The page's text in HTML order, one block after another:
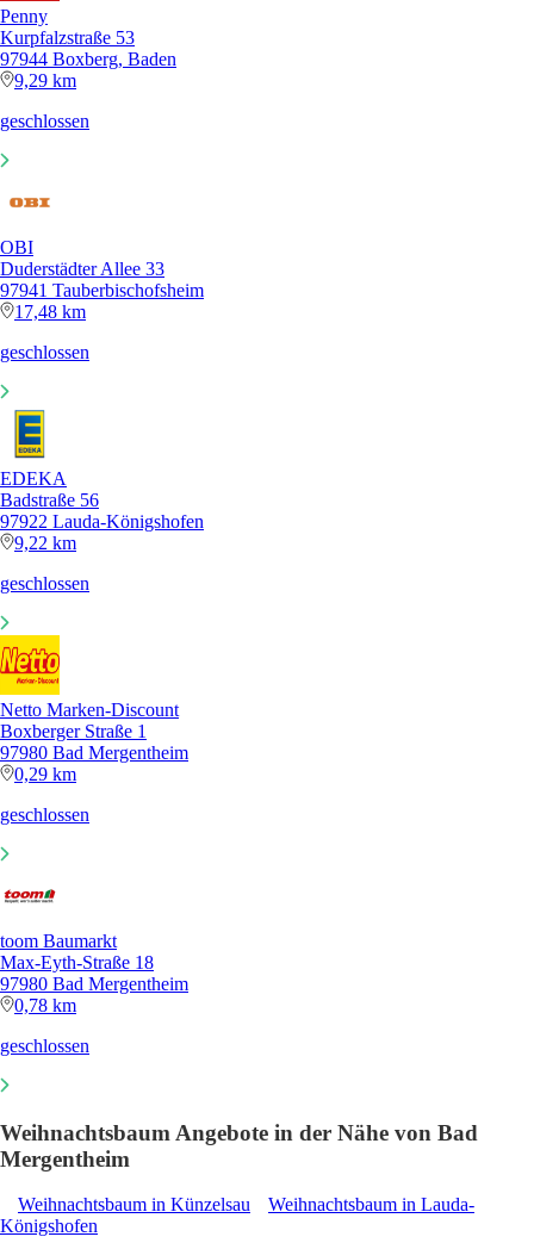
Penny
Kurpfalzstraße 53
97944 Boxberg, Baden
9,29 km
geschlossen
OBI
Duderstädter Allee 33
97941 Tauberbischofsheim
17,48 km
geschlossen
EDEKA
Badstraße 56
97922 Lauda-Königshofen
9,22 km
geschlossen
Netto Marken-Discount
Boxberger Straße 1
97980 Bad Mergentheim
0,29 km
geschlossen
toom Baumarkt
Max-Eyth-Straße 18
97980 Bad Mergentheim
0,78 km
geschlossen
Weihnachtsbaum Angebote in der Nähe von Bad
Mergentheim
Weihnachtsbaum in Künzelsau
Weihnachtsbaum in Lauda-
Königshofen